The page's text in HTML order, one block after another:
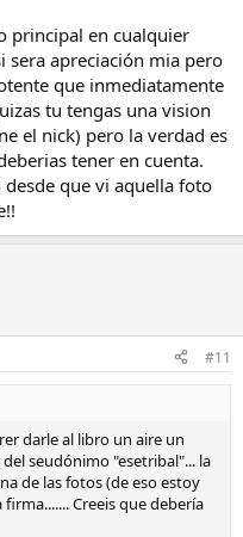
darle al libro un aire un
seudónimo "esetribal"... la
de las fotos (de eso estoy
Creeis que debería
principal en cualquier
sera apreciación mia pero
que inmediatamente
tu tengas una vision
el nick) pero la verdad es
tener en cuenta.
desde que vi aquella foto
#11
darle al libro un aire un
seudónimo "esetribal"... la
de las fotos (de eso estoy
Creeis que debería